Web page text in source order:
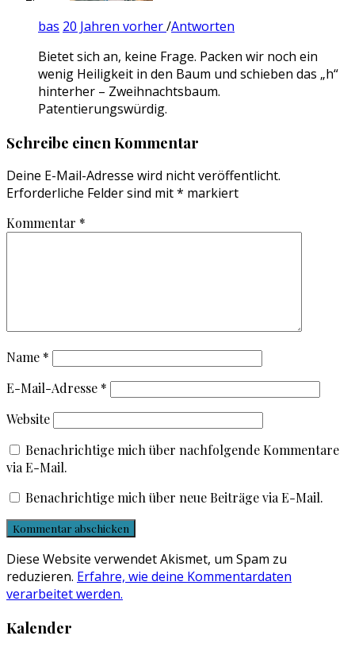
bas 20 Jahren vorher/Antworten
Bietet sich an, keine Frage. Packen wir noch ein
wenig Heiligkeit in den Baum und schieben das „h“
hinterher – Zweihnachtsbaum.
Patentierungswürdig.
Schreibe einen Kommentar
Deine E-Mail-Adresse wird nicht veröffentlicht.
Erforderliche Felder sind mit* markiert
Kommentar *
Name *
E-Mail-Adresse *
Website
Benachrichtige mich über nachfolgende Kommentare
via E-Mail.
Benachrichtige mich über neue Beiträge via E-Mail.
Diese Website verwendet Akismet, um Spam zu
reduzieren. Erfahre, wie deine Kommentardaten
verarbeitet werden.
Kalender